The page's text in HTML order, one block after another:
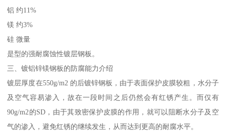
铝 约11%
镁 约3%
硅 微量
是型的强耐腐蚀性镀层钢板。
三、镀铝锌镁钢板的防腐能力介绍
镀层厚度在550g/m2 的后镀锌钢板，由于表面保护皮膜较粗，水分子
及空气容易渗入，故在一段时间之后仍然会有红锈产生。而仅有
90g/m2的SD，由于其致密保护皮膜的作用，就可以阻断水分子及空
气的渗入，避免红锈的继续发生，从而达到更高的耐腐水平。